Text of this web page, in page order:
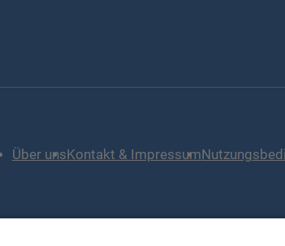
Über unsKontakt & Impressum